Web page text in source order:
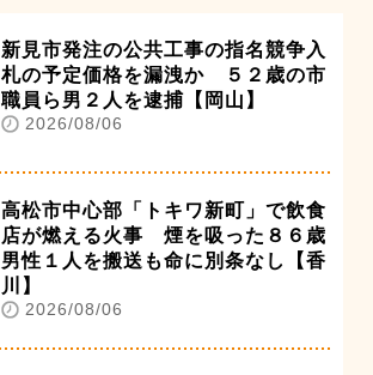
新見市発注の公共工事の指名競争入
札の予定価格を漏洩か ５２歳の市
職員ら男２人を逮捕【岡山】
2026/08/06
高松市中心部「トキワ新町」で飲食
店が燃える火事 煙を吸った８６歳
男性１人を搬送も命に別条なし【香
川】
2026/08/06